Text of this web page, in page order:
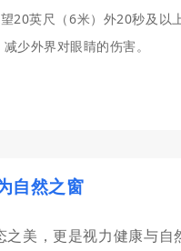
20英尺（6米）外20秒及以
少外界对眼睛的伤害。
自然之窗
美，更是视力健康与自